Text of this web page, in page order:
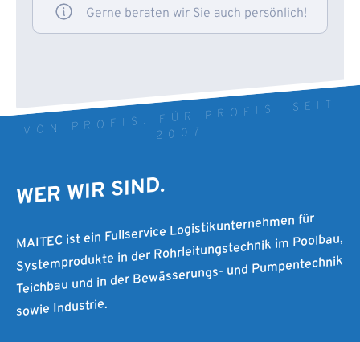
Gerne beraten wir Sie auch persönlich!
VON PROFIS. FÜR PROFIS. SEIT
2007
WER WIR SIND.
MAITEC ist ein Fullservice Logistikunternehmen für
Systemprodukte in der Rohrleitungstechnik im Poolbau,
Teichbau und in der Bewässerungs- und Pumpentechnik
sowie Industrie.